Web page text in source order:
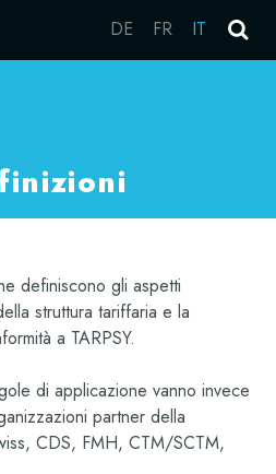
DE FR IT
definiscono gli aspetti
struttura tariffaria e la
a TARPSY.
di applicazione vanno invece
partner della
CDS, FMH, CTM/SCTM,